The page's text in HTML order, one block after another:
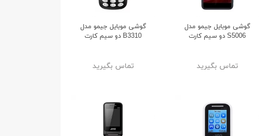
گوشی موبایل جیمو مدل
S5006 دو سیم کارت
تماس بگیرید
گوشی موبایل جیمو مدل
B3310 دو سیم کارت
تماس بگیرید